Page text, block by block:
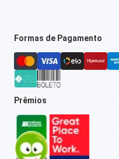
Formas de Pagamento
Prêmios